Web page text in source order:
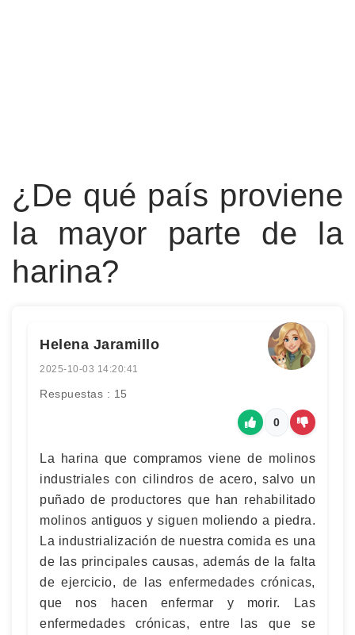
¿De qué país proviene
la mayor parte de la
harina?
Helena Jaramillo
2025-10-03 14:20:41
Respuestas : 15
0
La harina que compramos viene de molinos
industriales con cilindros de acero, salvo un
puñado de productores que han rehabilitado
molinos antiguos y siguen moliendo a piedra.
La industrialización de nuestra comida es una
de las principales causas, además de la falta
de ejercicio, de las enfermedades crónicas,
que nos hacen enfermar y morir. Las
enfermedades crónicas, entre las que se